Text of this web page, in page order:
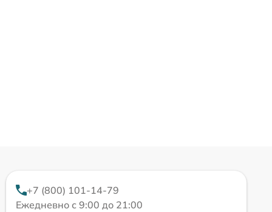
+7 (800) 101-14-79
Ежедневно с 9:00 до 21:00